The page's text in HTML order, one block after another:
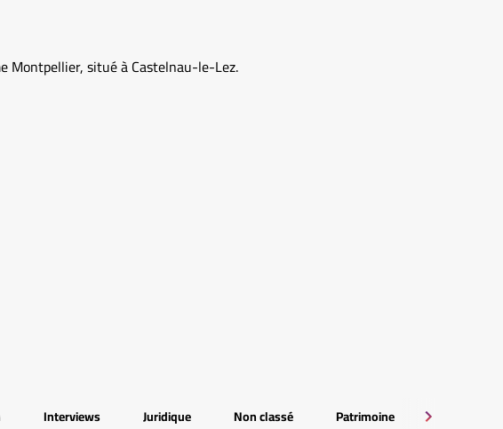
Montpellier, situé à Castelnau-le-Lez.
Interviews Juridique Non classé Patrimoine